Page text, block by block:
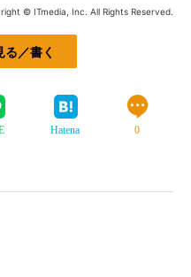
© ITmedia, Inc. All Rights Reserved.
る／書く
Hatena 0